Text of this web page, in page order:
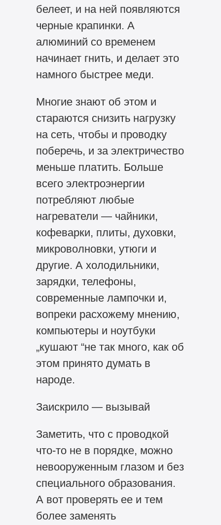
белеет, и на ней появляются
черные крапинки. А
алюминий со временем
начинает гнить, и делает это
намного быстрее меди.
Многие знают об этом и
стараются снизить нагрузку
на сеть, чтобы и проводку
поберечь, и за электричество
меньше платить. Больше
всего электроэнергии
потребляют любые
нагреватели — чайники,
кофеварки, плиты, духовки,
микроволновки, утюги и
другие. А холодильники,
зарядки, телефоны,
современные лампочки и,
вопреки расхожему мнению,
компьютеры и ноутбуки
„кушают “не так много, как об
этом принято думать в
народе.
Заискрило — вызывай
Заметить, что с проводкой
что-то не в порядке, можно
невооруженным глазом и без
специального образования.
А вот проверять ее и тем
более заменять